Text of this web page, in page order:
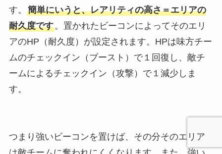
す。 簡単にいうと、レアリティの高さ＝エリアの
耐久度です。置かれたビーコンによってそのエリ
アのHP（耐久度）が設定されます。HPは味方チー
ムのチェックイン（ブースト）で１回復し、敵チ
ームによるチェックイン（攻撃）で１減少しま
す。
つまり強いビーコンを置けば、その分そのエリア